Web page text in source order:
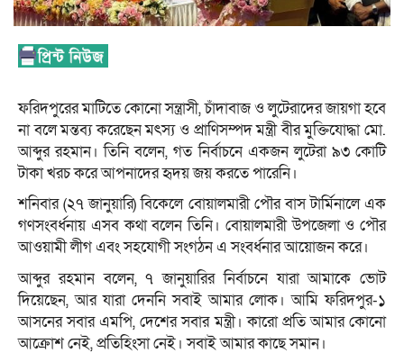
ফরিদপুরের মাটিতে কোনো সন্ত্রাসী, চাঁদাবাজ ও লুটেরাদের জায়গা হবে
না বলে মন্তব্য করেছেন মৎস্য ও প্রাণিসম্পদ মন্ত্রী বীর মুক্তিযোদ্ধা মো.
আব্দুর রহমান। তিনি বলেন, গত নির্বাচনে একজন লুটেরা ৯৩ কোটি
টাকা খরচ করে আপনাদের হৃদয় জয় করতে পারেনি।
শনিবার (২৭ জানুয়ারি) বিকেলে বোয়ালমারী পৌর বাস টার্মিনালে এক
গণসংবর্ধনায় এসব কথা বলেন তিনি। বোয়ালমারী উপজেলা ও পৌর
আওয়ামী লীগ এবং সহযোগী সংগঠন এ সংবর্ধনার আয়োজন করে।
আব্দুর রহমান বলেন, ৭ জানুয়ারির নির্বাচনে যারা আমাকে ভোট
দিয়েছেন, আর যারা দেননি সবাই আমার লোক। আমি ফরিদপুর-১
আসনের সবার এমপি, দেশের সবার মন্ত্রী। কারো প্রতি আমার কোনো
আক্রোশ নেই, প্রতিহিংসা নেই। সবাই আমার কাছে সমান।